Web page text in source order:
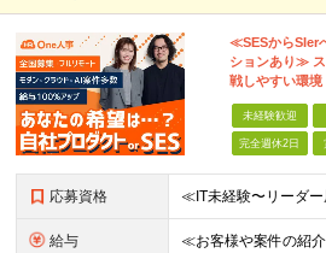
≪SESからSIer
ションあり≫
戦しやすい環境
未経験歓迎
完全週休2日
応募資格
給与